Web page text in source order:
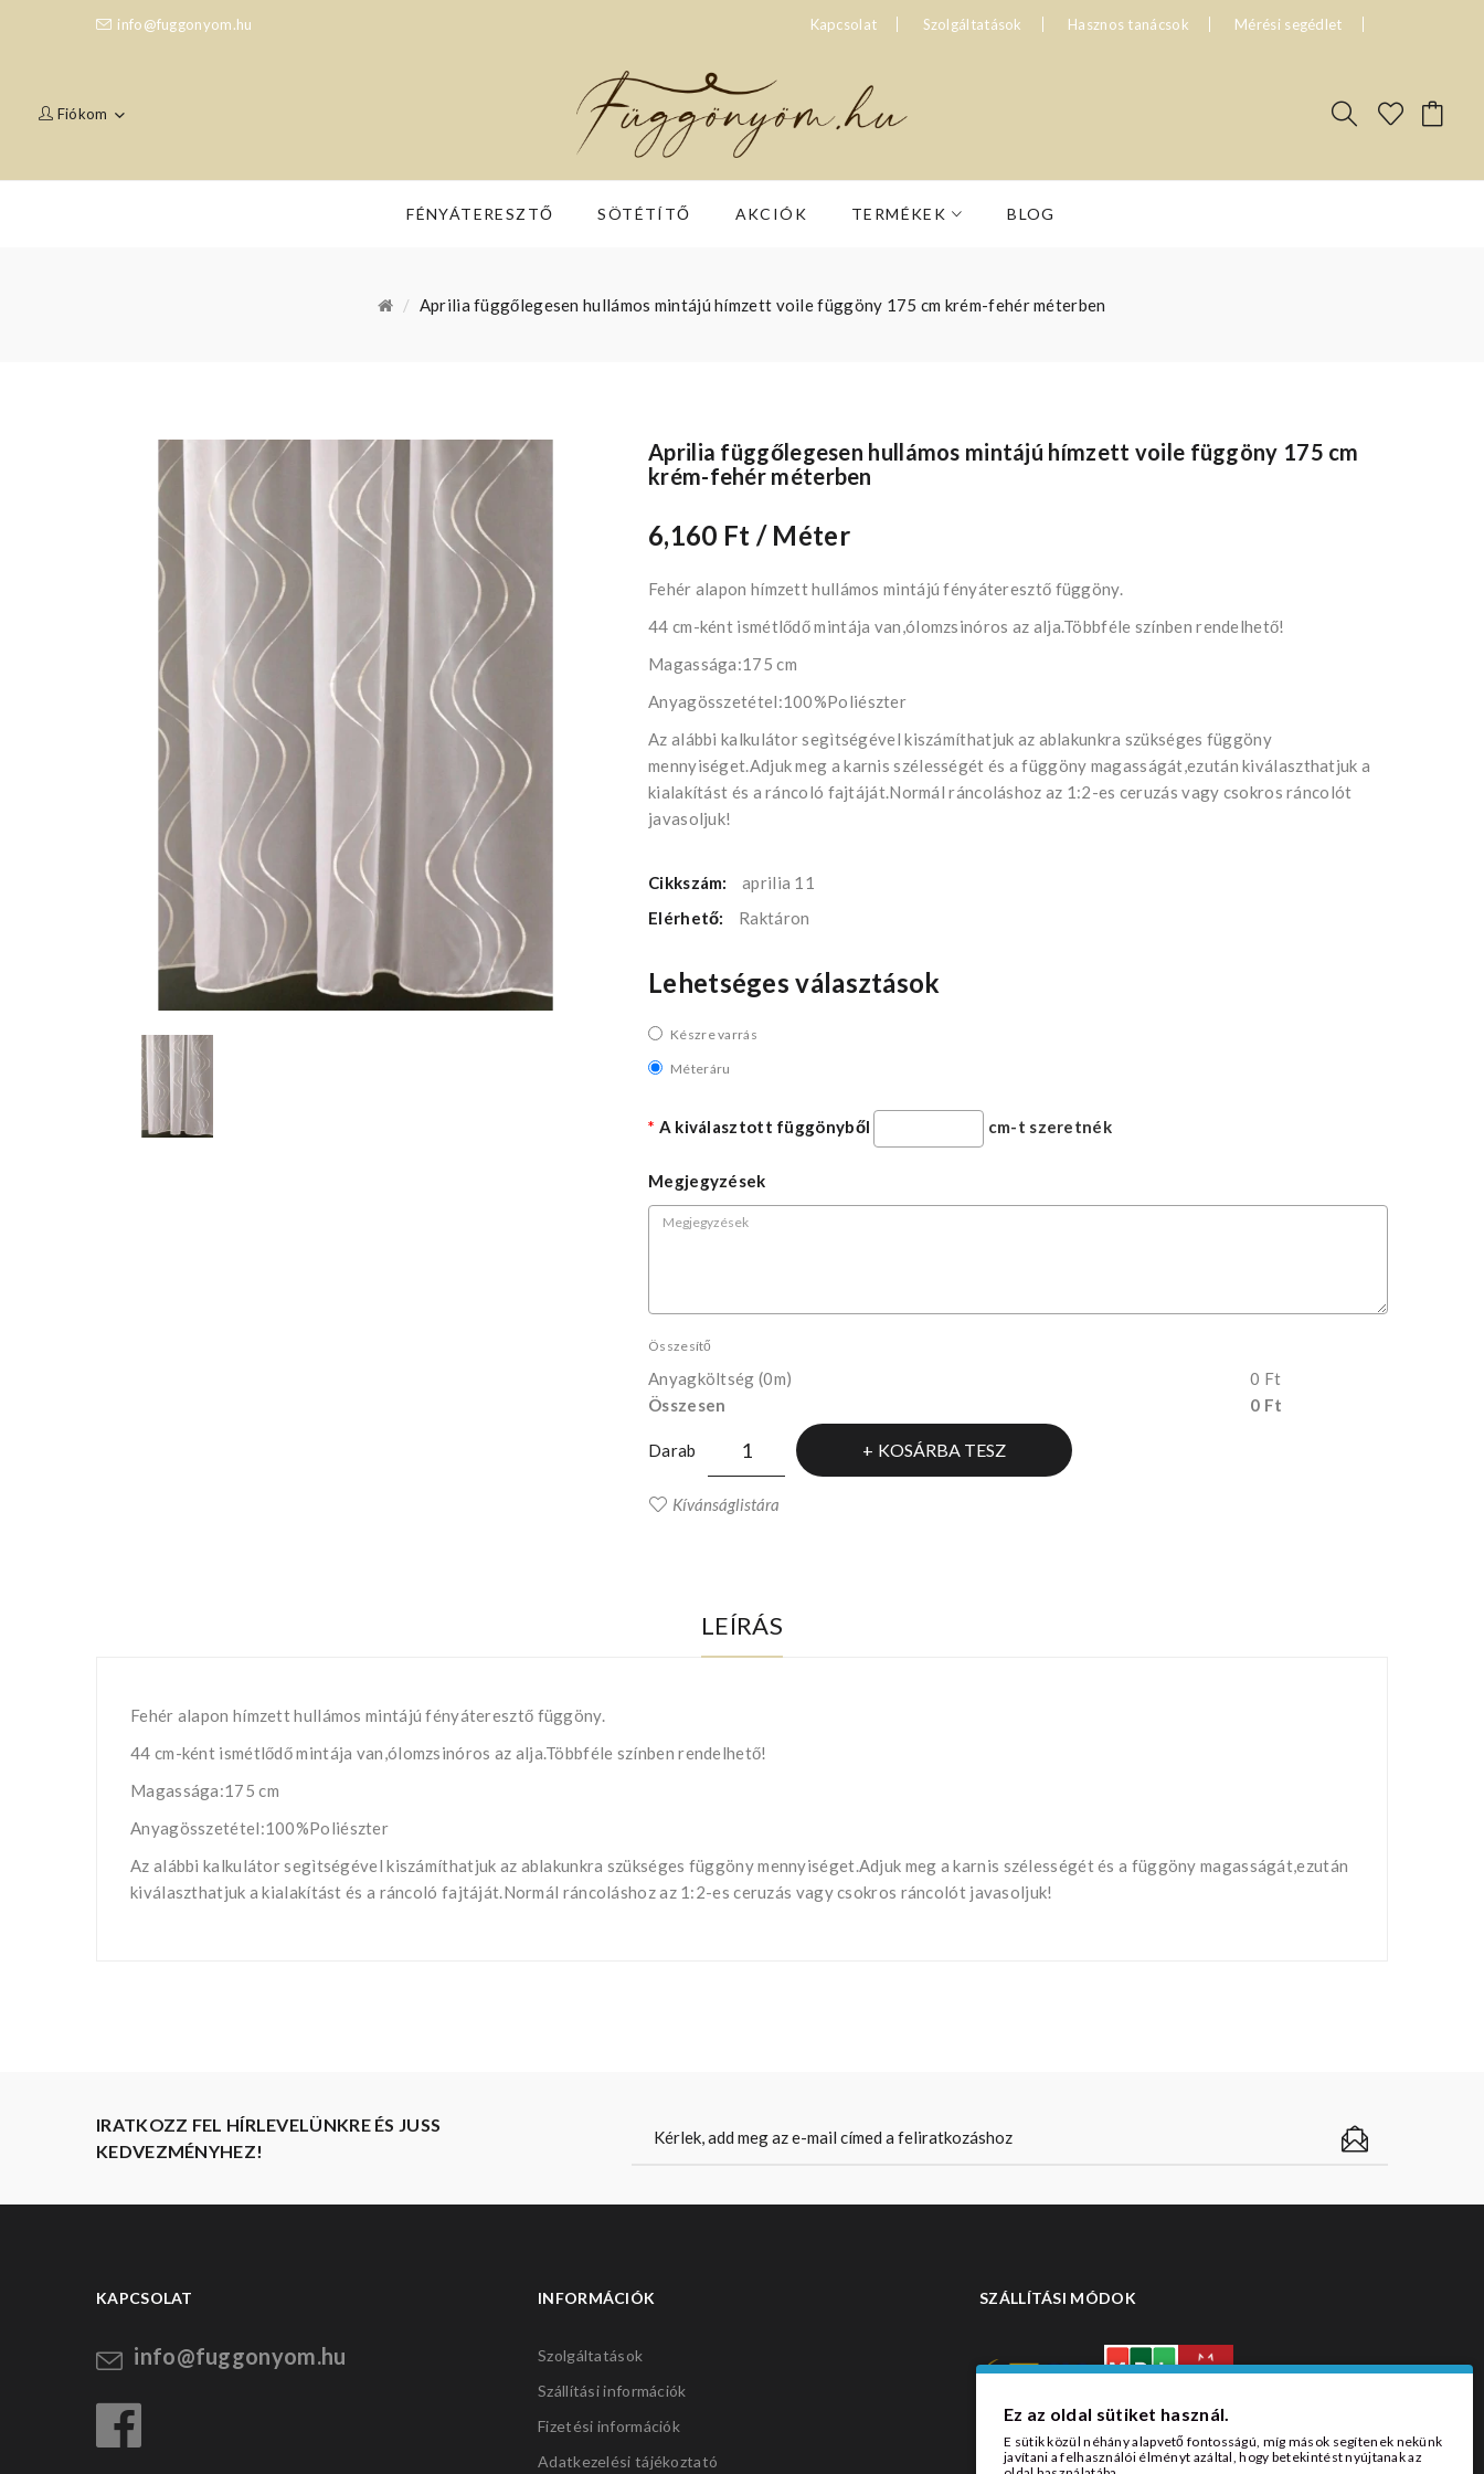
info@fuggonyom.hu Kapcsolat Szolgáltatások Hasznos tanácsok Mérési segédlet
Fiókom
FÉNYÁTERESZTŐ SÖTÉTÍTŐ AKCIÓK TERMÉKEK BLOG
Aprilia függőlegesen hullámos mintájú hímzett voile függöny 175 cm krém-fehér méterben
Aprilia függőlegesen hullámos mintájú hímzett voile függöny 175 cm
krém-fehér méterben
6,160 Ft / Méter
Fehér alapon hímzett hullámos mintájú fényáteresztő függöny.
44 cm-ként ismétlődő mintája van,ólomzsinóros az alja.Többféle színben rendelhető!
Magassága:175 cm
Anyagösszetétel:100%Poliészter
Az alábbi kalkulátor segìtségével kiszámíthatjuk az ablakunkra szükséges függöny
mennyiséget.Adjuk meg a karnis szélességét és a függöny magasságát,ezután kiválaszthatjuk a
kialakítást és a ráncoló fajtáját.Normál ráncoláshoz az 1:2-es ceruzás vagy csokros ráncolót
javasoljuk!
Cikkszám:
aprilia 11
Elérhető:
Raktáron
Lehetséges választások
Készre varrás
Méteráru
A kiválasztott függönyből cm-t szeretnék
Megjegyzések
Összesítő
Anyagköltség (0m)
0 Ft
Összesen
0 Ft
Darab KOSÁRBA TESZ
Kívánságlistára
LEÍRÁS
Fehér alapon hímzett hullámos mintájú fényáteresztő függöny.
44 cm-ként ismétlődő mintája van,ólomzsinóros az alja.Többféle színben rendelhető!
Magassága:175 cm
Anyagösszetétel:100%Poliészter
Az alábbi kalkulátor segìtségével kiszámíthatjuk az ablakunkra szükséges függöny mennyiséget.Adjuk meg a karnis szélességét és a függöny magasságát,ezután
kiválaszthatjuk a kialakítást és a ráncoló fajtáját.Normál ráncoláshoz az 1:2-es ceruzás vagy csokros ráncolót javasoljuk!
IRATKOZZ FEL HÍRLEVELÜNKRE ÉS JUSS
KEDVEZMÉNYHEZ!
KAPCSOLAT
info@fuggonyom.hu
INFORMÁCIÓK
Szolgáltatások
Szállítási információk
Fizetési információk
Adatkezelési tájékoztató
SZÁLLÍTÁSI MÓDOK
Ez az oldal sütiket használ.
E sütik közül néhány alapvető fontosságú, míg mások segítenek nekünk
javítani a felhasználói élményt azáltal, hogy betekintést nyújtanak az